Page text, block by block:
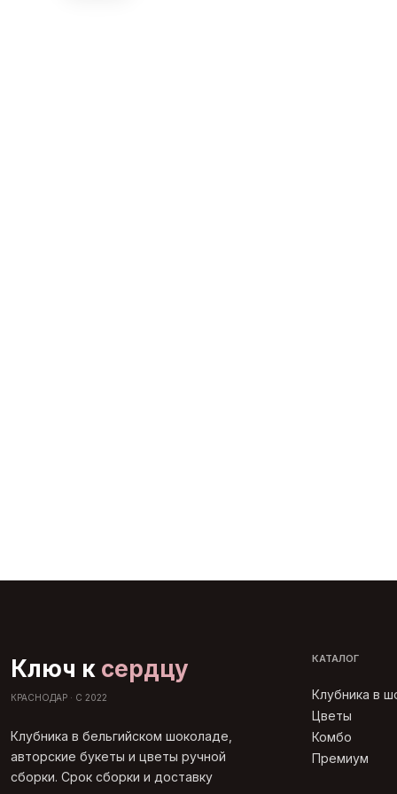
Ключ к сердцу
КРАСНОДАР · С 2022
Клубника в бельгийском шоколаде,
авторские букеты и цветы ручной
сборки. Срок сборки и доставку
КАТАЛОГ
Клубника в
Цветы
Комбо
Премиум